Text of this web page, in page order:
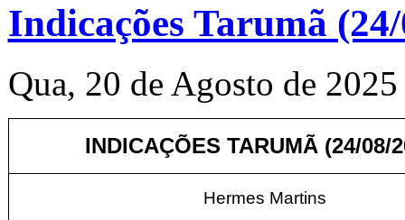
Indicações Tarumã
Qua, 20 de Agosto de
INDICAÇÕES TARUMÃ (24/08/
Hermes Martins